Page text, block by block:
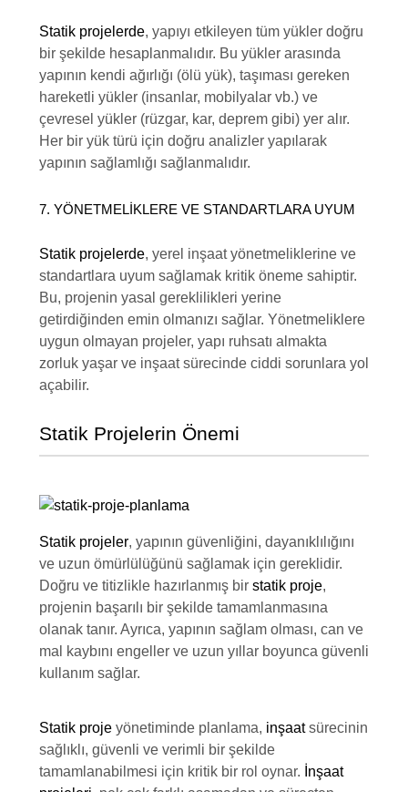
Statik projelerde, yapıyı etkileyen tüm yükler doğru
bir şekilde hesaplanmalıdır. Bu yükler arasında
yapının kendi ağırlığı (ölü yük), taşıması gereken
hareketli yükler (insanlar, mobilyalar vb.) ve
çevresel yükler (rüzgar, kar, deprem gibi) yer alır.
Her bir yük türü için doğru analizler yapılarak
yapının sağlamlığı sağlanmalıdır.
7. YÖNETMELIKLERE VE STANDARTLARA UYUM
Statik projelerde, yerel inşaat yönetmeliklerine ve
standartlara uyum sağlamak kritik öneme sahiptir.
Bu, projenin yasal gereklilikleri yerine
getirdiğinden emin olmanızı sağlar. Yönetmeliklere
uygun olmayan projeler, yapı ruhsatı almakta
zorluk yaşar ve inşaat sürecinde ciddi sorunlara yol
açabilir.
Statik Projelerin Önemi
Statik projeler, yapının güvenliğini, dayanıklılığını
ve uzun ömürlülüğünü sağlamak için gereklidir.
Doğru ve titizlikle hazırlanmış bir statik proje,
projenin başarılı bir şekilde tamamlanmasına
olanak tanır. Ayrıca, yapının sağlam olması, can ve
mal kaybını engeller ve uzun yıllar boyunca güvenli
kullanım sağlar.
Statik projeyönetiminde planlama, inşaatsürecinin
sağlıklı, güvenli ve verimli bir şekilde
tamamlanabilmesi için kritik bir rol oynar. İnşaat